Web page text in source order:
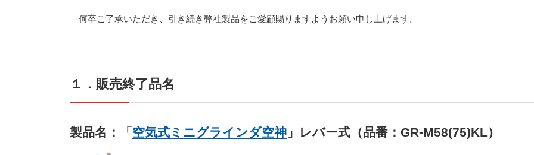
何卒ご了承いただき、引き続き弊社製品をご愛顧賜りますようお願い申し上げます。
１．販売終了品名
製品名：「 空気式ミニグラインダ空神 」レバー式（品番：GR-M58(75)KL）